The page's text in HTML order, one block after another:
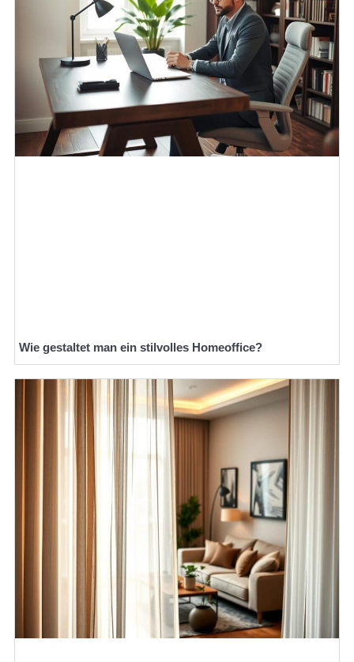
Wie gestaltet man ein stilvolles Homeoffice?